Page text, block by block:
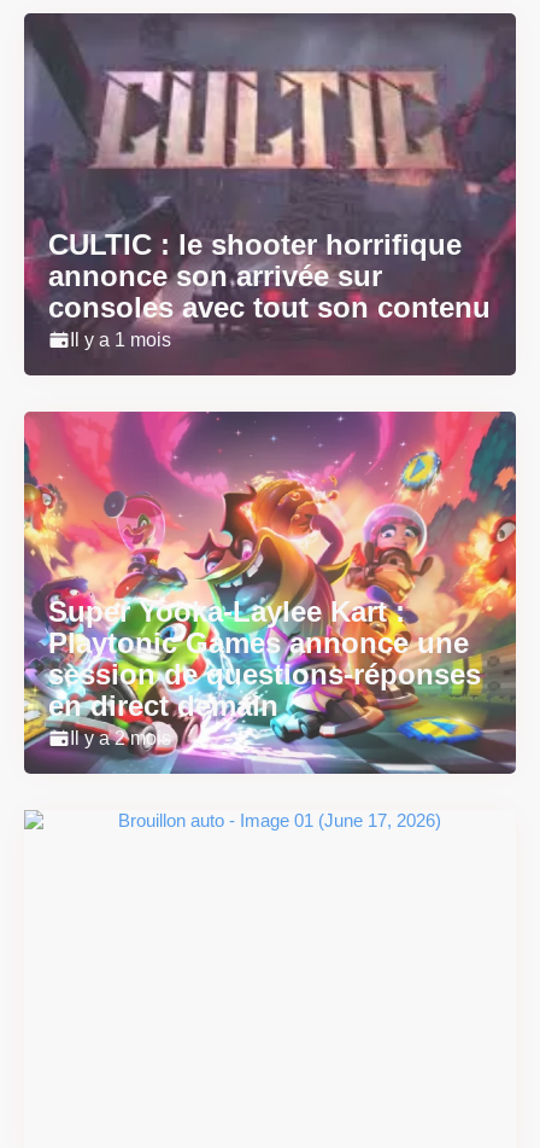
CULTIC : le shooter horrifique
annonce son arrivée sur
consoles avec tout son contenu
Il y a 1 mois
Super Yooka-Laylee Kart :
Playtonic Games annonce une
session de questions-réponses
en direct demain
Il y a 2 mois